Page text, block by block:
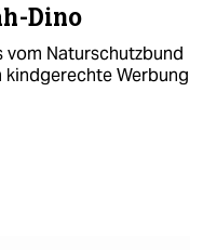
Dino
Naturschutzbund
kindgerechte Werbung